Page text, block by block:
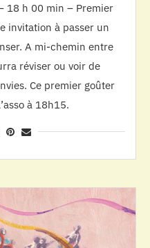
18 h 00 min – Premier
invitation à passer un
A mi-chemin entre
réviser ou voir de
Ce premier goûter
à 18h15.